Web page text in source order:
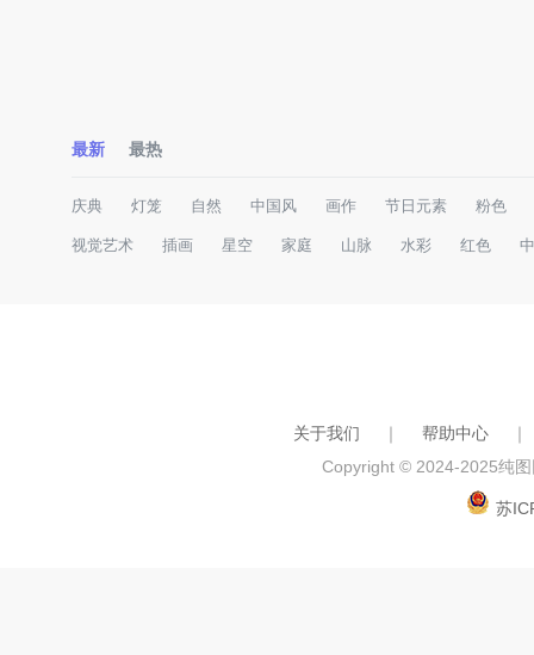
最新 最热
庆典 灯笼 自然 中国风 画作 节日元素 粉色
视觉艺术 插画 星空 家庭 山脉 水彩 红色
关于我们 ｜ 帮助中心
｜
Copyright © 2024-2025纯
苏